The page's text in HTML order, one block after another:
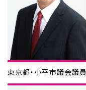
東京都・小平市議会議員